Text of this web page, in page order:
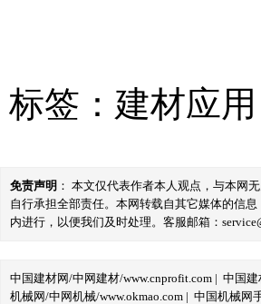
标签： 建材应用
免责声明 ： 本文仅代表作者本人观点，与本网
自行承担全部责任。本网转载自其它媒体的信
内进行，以便我们及时处理。客服邮箱：
中国建材网/中网建材/www.cnprofit.com | 中国建
机械网/中网机械/www.okmao.com | 中国机械网